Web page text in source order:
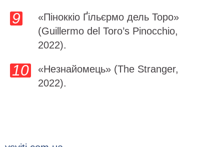
«Піноккіо Ґільєрмо дель Торо»
(Guillermo del Toro’s Pinocchio,
2022).
«Незнайомець» (The Stranger,
2022).